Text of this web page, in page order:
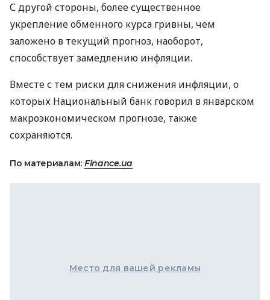
С другой стороны, более существенное
укрепление обменного курса гривны, чем
заложено в текущий прогноз, наоборот,
способствует замедлению инфляции.
Вместе с тем риски для снижения инфляции, о
которых Национальный банк говорил в январском
макроэкономическом прогнозе, также
сохраняются.
По материалам: Finance.ua
Место для вашей рекламы